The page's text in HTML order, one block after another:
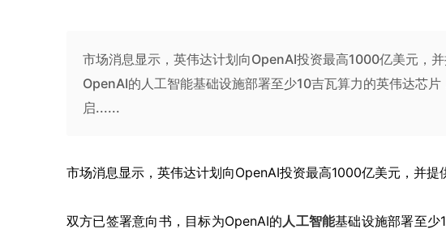
市场消息显示，英伟达计划向OpenAI投资最高1000亿美元，
OpenAI的人工智能基础设施部署至少10吉瓦算力的英伟达芯
启......
市场消息显示，英伟达计划向OpenAI投资最高1000亿美元，并提
双方已签署意向书，目标为OpenAI的人工智能基础设施部署至少